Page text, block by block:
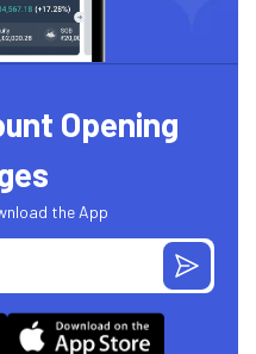
Opening
the App